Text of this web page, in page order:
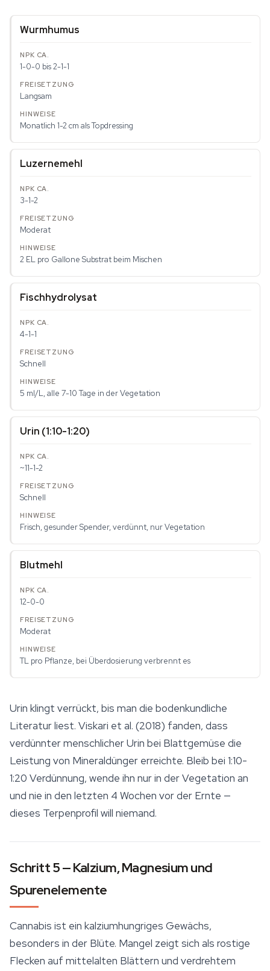
Wurmhumus
1-0-0 bis 2-1-1
Langsam
Monatlich 1-2 cm als Topdressing
Luzernemehl
3-1-2
Moderat
2 EL pro Gallone Substrat beim Mischen
Fischhydrolysat
4-1-1
Schnell
5 ml/L, alle 7-10 Tage in der Vegetation
Urin (1:10-1:20)
~11-1-2
Schnell
Frisch, gesunder Spender, verdünnt, nur Vegetation
Blutmehl
12-0-0
Moderat
TL pro Pflanze, bei Überdosierung verbrennt es
Urin klingt verrückt, bis man die bodenkundliche
Literatur liest. Viskari et al. (2018) fanden, dass
verdünnter menschlicher Urin bei Blattgemüse die
Leistung von Mineraldünger erreichte. Bleib bei 1:10-
1:20 Verdünnung, wende ihn nur in der Vegetation an
und nie in den letzten 4 Wochen vor der Ernte —
dieses Terpenprofil will niemand.
Schritt 5 — Kalzium, Magnesium und
Spurenelemente
Cannabis ist ein kalziumhungriges Gewächs,
besonders in der Blüte. Mangel zeigt sich als rostige
Flecken auf mittelalten Blättern und verdrehtem